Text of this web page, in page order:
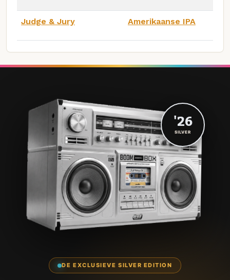
Judge & Jury Amerikaanse IPA
DE EXCLUSIEVE SILVER EDITION
'26
SILVER